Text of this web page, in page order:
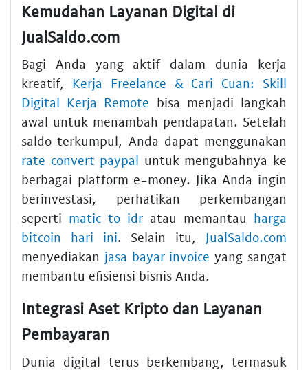
Kemudahan Layanan Digital di
JualSaldo.com
Bagi Anda yang aktif dalam dunia kerja
kreatif, Kerja Freelance & Cari Cuan: Skill
Digital Kerja Remote bisa menjadi langkah
awal untuk menambah pendapatan. Setelah
saldo terkumpul, Anda dapat menggunakan
rate convert paypal untuk mengubahnya ke
berbagai platform e-money. Jika Anda ingin
berinvestasi, perhatikan perkembangan
seperti matic to idr atau memantau harga
bitcoin hari ini. Selain itu, JualSaldo.com
menyediakan jasa bayar invoice yang sangat
membantu efisiensi bisnis Anda.
Integrasi Aset Kripto dan Layanan
Pembayaran
Dunia digital terus berkembang, termasuk